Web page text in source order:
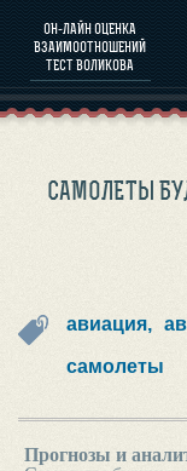
ОН-ЛАЙН ОЦЕНКА
ВЗАИМООТНОШЕНИЙ
ТЕСТ ВОЛИКОВА
САМОЛЕТЫ
авиация,
самолеты
Прогнозы и